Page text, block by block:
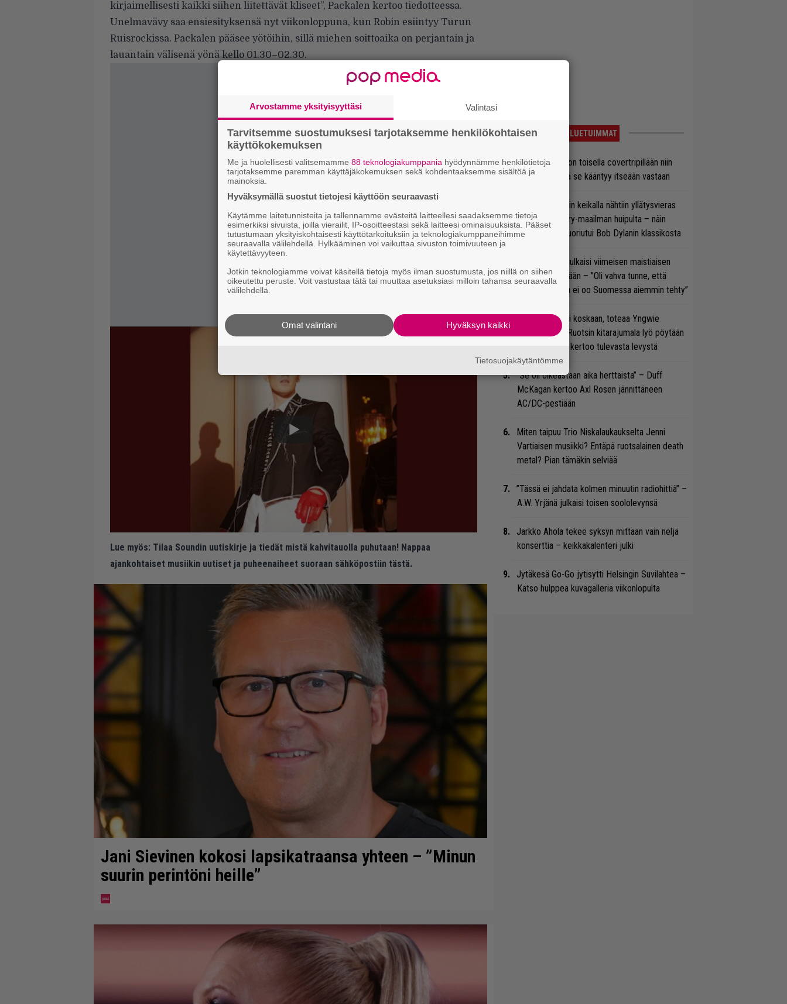
kirjaimellisesti kaikki siihen liitettävät kliseet”, Packalen kertoo tiedotteessa.
Unelmavävy saa ensiesityksensä nyt viikonloppuna, kun Robin esiintyy Turun
Ruisrockissa. Packalen pääsee yötöihin, sillä miehen soittoaika on perjantain ja
lauantain välisenä yönä kello 01.30–02.30.
Lue myös: Tilaa Soundin uutiskirje ja tiedät mistä kahvitauolla puhutaan! Nappaa
ajankohtaiset musiikin uutiset ja puheenaiheet suoraan sähköpostiin tästä.
Jani Sievinen kokosi lapsikatraansa yhteen – ”Minun
suurin perintöni heille”
LUETUIMMAT
Arvio: Saimaa on toisella covertripillään niin
suvereeni, että se kääntyy itseään vastaan
Guns N’ Rosesin keikalla nähtiin yllätysvieras
suoraan country-maailman huipulta – näin
kokoonpano suoriutui Bob Dylanin klassikosta
Marko Annala julkaisi viimeisen maistiaisen
soolodebyytiltään – ”Oli vahva tunne, että
tällaista musaa ei oo Suomessa aiemmin tehty”
Se on nyt tai ei koskaan, toteaa Yngwie
Malmsteen – Ruotsin kitarajumala lyö pöytään
uuden biisin ja kertoo tulevasta levystä
”Se oli oikeastaan aika herttaista” – Duff
McKagan kertoo Axl Rosen jännittäneen
AC/DC-pestiään
Miten taipuu Trio Niskalaukaukselta Jenni
Vartiaisen musiikki? Entäpä ruotsalainen death
metal? Pian tämäkin selviää
”Tässä ei jahdata kolmen minuutin radiohittiä” –
A.W. Yrjänä julkaisi toisen soololevynsä
Jarkko Ahola tekee syksyn mittaan vain neljä
konserttia – keikkakalenteri julki
Jytäkesä Go-Go jytisytti Helsingin Suvilahtea –
Katso hulppea kuvagalleria viikonlopulta
Arvostamme yksityisyyttäsi Valintasi
Tarvitsemme suostumuksesi tarjotaksemme henkilökohtaisen
käyttökokemuksen
Me ja huolellisesti valitsemamme 88 teknologiakumppania hyödynnämme henkilötietoja
tarjotaksemme paremman käyttäjäkokemuksen sekä kohdentaaksemme sisältöä ja
mainoksia.
Hyväksymällä suostut tietojesi käyttöön seuraavasti
Käytämme laitetunnisteita ja tallennamme evästeitä laitteellesi saadaksemme tietoja
esimerkiksi sivuista, joilla vierailit, IP-osoitteestasi sekä laitteesi ominaisuuksista. Pääset
tutustumaan yksityiskohtaisesti käyttötarkoituksiin ja teknologiakumppaneihimme
seuraavalla välilehdellä. Hylkääminen voi vaikuttaa sivuston toimivuuteen ja
käytettävyyteen.
Jotkin teknologiamme voivat käsitellä tietoja myös ilman suostumusta, jos niillä on siihen
oikeutettu peruste. Voit vastustaa tätä tai muuttaa asetuksiasi milloin tahansa seuraavalla
välilehdellä.
Hyväksyn kaikki
Omat valintani
Tietosuojakäytäntömme